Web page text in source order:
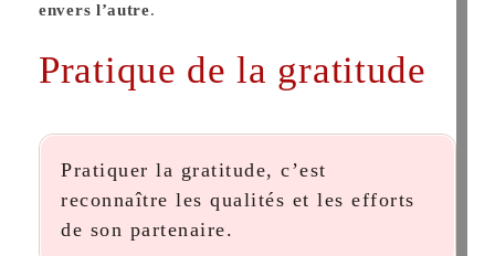
envers l’autre​.
Pratique de la gratitude
Pratiquer la gratitude, c’est
reconnaître les qualités et les efforts
de son partenaire.